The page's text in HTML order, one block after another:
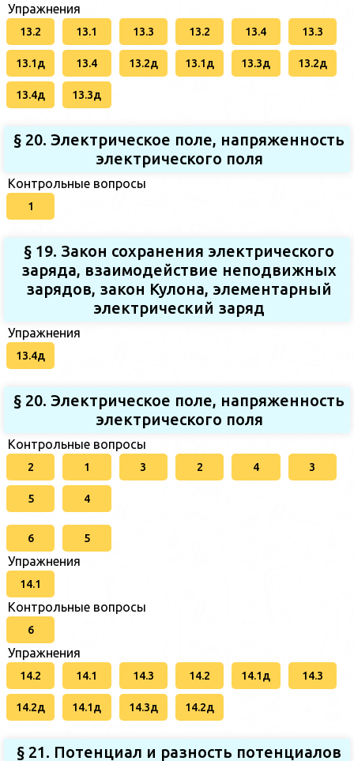
Упражнения
13.2 13.1 13.3 13.2 13.4 13.3
13.1д 13.4 13.2д 13.1д 13.3д 13.2д
13.4д 13.3д
§ 20. Электрическое поле, напряженность
электрического поля
Контрольные вопросы
1
§ 19. Закон сохранения электрического
заряда, взаимодействие неподвижных
зарядов, закон Кулона, элементарный
электрический заряд
Упражнения
13.4д
§ 20. Электрическое поле, напряженность
электрического поля
Контрольные вопросы
2 1 3 2 4 3
5 4
6 5
Упражнения
14.1
Контрольные вопросы
6
Упражнения
14.2 14.1 14.3 14.2 14.1д 14.3
14.2д 14.1д 14.3д 14.2д
§ 21. Потенциал и разность потенциалов